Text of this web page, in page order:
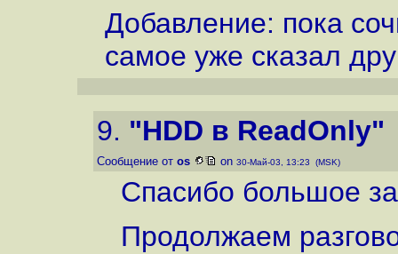
Добавление: пока
самое уже сказал
9. "HDD в ReadOnly"
Сообщение от os on 30-Май-03, 13:23 (MSK)
Спасибо большое
Продолжаем